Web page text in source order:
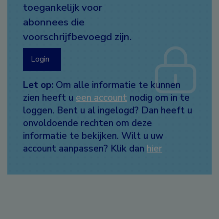
toegankelijk voor
abonnees die
voorschrijfbevoegd zijn.
Login
Let op: Om alle informatie te kunnen
zien heeft u een account nodig om in te
loggen. Bent u al ingelogd? Dan heeft u
onvoldoende rechten om deze
informatie te bekijken. Wilt u uw
account aanpassen? Klik dan hier